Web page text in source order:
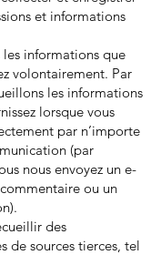
et informations
informations que
volontairement. Par
les informations
lorsque vous
par n’importe
(par
nous envoyez un e-
ou un
des
de sources tierces, tel